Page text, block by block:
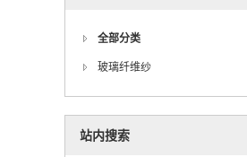
全部分类
玻璃纤维纱
站内搜索